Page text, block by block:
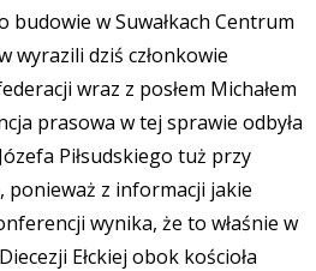
budowie w Suwałkach Centrum
wyrazili dziś członkowie
wraz z posłem Michałem
prasowa w tej sprawie odbyła
Piłsudskiego tuż przy
ponieważ z informacji jakie
wynika, że to właśnie w
Ełckiej obok kościoła